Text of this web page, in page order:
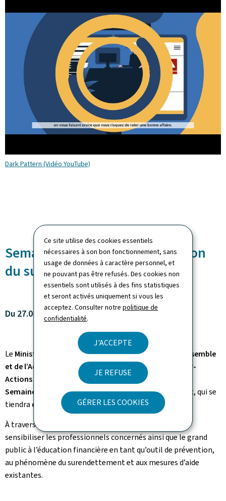
Ce site utilise des cookies essentiels
nécessaires à son bon fonctionnement, sans
usage de données à caractère personnel, et
ne pouvant pas être refusés. Des cookies non
essentiels sont utilisés à des fins statistiques
et seront activés uniquement si vous les
acceptez. Consulter notrepolitique de
confidentialité.
J'ACCEPTE
JE REFUSE
GÉRER LES COOKIES
Dark Pattern (Vidéo YouTube)
Semaine nationale de prévention
du surendettement 2026
Du 27.04 au 01.05.2026
Le Ministère de la Famille, des Solidarités, du Vivre ensemble
et de l’Accueil
organisent,
en collaboration avec Inter-
Actions asbl et la Ligue Médico-Sociale ,la quatrième
Semaine nationale de prévention du surendettement, qui se
tiendra du 27 avril au 1er mai 2026.
À travers diverses actions locales, il sera possible de
sensibiliser les professionnels concernés ainsi que le grand
public à l’éducation financière en tant qu’outil de prévention,
au phénomène du surendettement et aux mesures d’aide
existantes.